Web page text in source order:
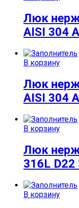
Люк
AISI 304
В корзину
Люк
AISI 304
В корзину
Люк
316L D22
В корзину